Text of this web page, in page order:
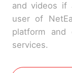
and videos if
user of
platform and
services.